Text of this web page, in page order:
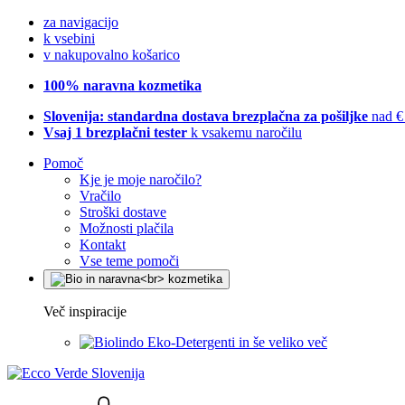
za navigacijo
k vsebini
v nakupovalno košarico
100% naravna kozmetika
Slovenija: standardna dostava brezplačna za pošiljke nad
Vsaj 1 brezplačni tester k vsakemu naročilu
Pomoč
Kje je moje naročilo?
Vračilo
Stroški dostave
Možnosti plačila
Kontakt
Vse teme pomoči
Več inspiracije
Eko-Detergenti in še veliko več